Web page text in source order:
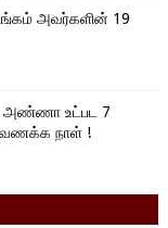
அவர்களின் 19
அண்ணா உட்பட 7
நாள் !